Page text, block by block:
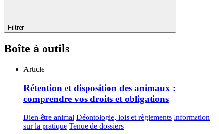
Filtrer
Boîte à outils
Article
Rétention et disposition des animaux :
comprendre vos droits et obligations
Bien-être animal Déontologie, lois et règlements Information
sur la pratique Tenue de dossiers